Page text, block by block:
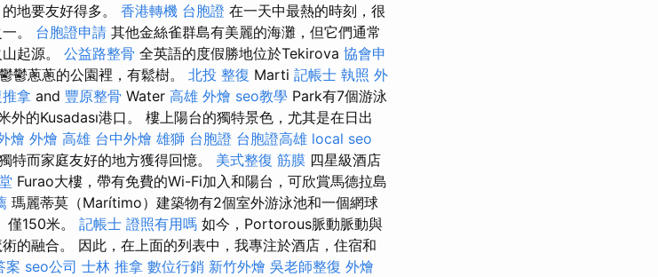
地要友好得多。 香港轉機 台胞證 在一天中最熱的時刻，很
。 台胞證申請 其他金絲雀群島有美麗的海灘，但它們通常
起源。 公益路整骨 全英語的度假勝地位於Tekirova 協會申
鬱蔥蔥的公園裡，有鬆樹。 北投 整復 Marti 記帳士 執照 外
拿 and 豐原整骨 Water 高雄 外燴 seo教學 Park有7個游泳
外的Kusadası港口。 樓上陽台的獨特景色，尤其是在日出
燴 外燴 高雄 台中外燴 雄獅 台胞證 台胞證高雄 local seo
特而家庭友好的地方獲得回憶。 美式整復 筋膜 四星級酒店
Furao大樓，帶有免費的Wi-Fi加入和陽台，可欣賞馬德拉島
瑪麗蒂莫（Marítimo）建築物有2個室外游泳池和一個網球
150米。 記帳士 證照有用嗎 如今，Portorous脈動脈動與
的融合。 因此，在上面的列表中，我專注於酒店，住宿和
案 seo公司 士林 推拿 數位行銷 新竹外燴 吳老師整復 外燴